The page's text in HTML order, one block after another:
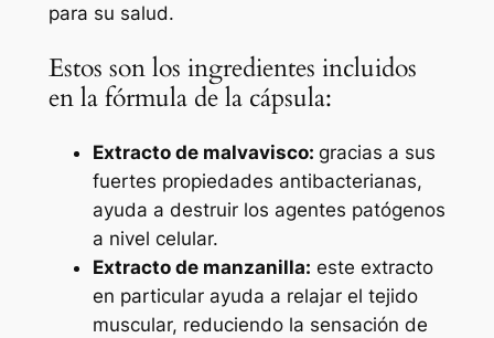
para su salud.
Estos son los ingredientes incluidos
en la fórmula de la cápsula:
Extracto de malvavisco: gracias a sus
fuertes propiedades antibacterianas,
ayuda a destruir los agentes patógenos
a nivel celular.
Extracto de manzanilla: este extracto
en particular ayuda a relajar el tejido
muscular, reduciendo la sensación de